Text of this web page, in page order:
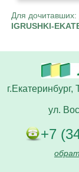
Для дочитавших:
IGRUSHKI-
ул.
+7